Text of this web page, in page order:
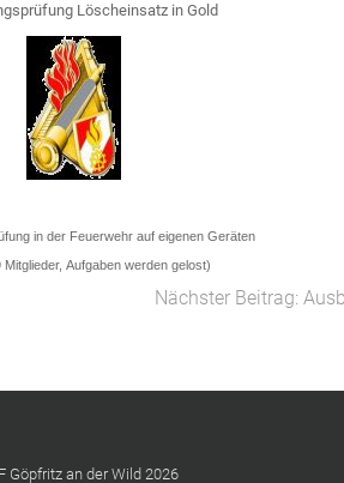
Löscheinsatz in Gold
in der Feuerwehr auf eigenen Geräten
Aufgaben werden gelost)
Nächster Beitrag:
Göpfritz an der Wild 2026